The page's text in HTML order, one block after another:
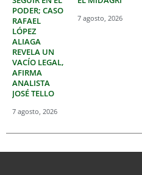
PODER; CASO
RAFAEL
LÓPEZ
ALIAGA
REVELA UN
VACÍO LEGAL,
AFIRMA
ANALISTA
JOSÉ TELLO
7 agosto, 2026
7 agosto, 2026